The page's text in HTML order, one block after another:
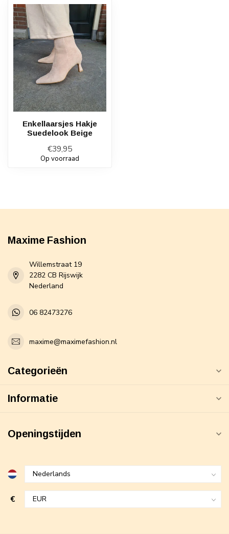
Enkellaarsjes Hakje
Suedelook Beige
€39,95
Op voorraad
Maxime Fashion
Willemstraat 19
2282 CB Rijswijk
Nederland
06 82473276
maxime@maximefashion.nl
Categorieën
Informatie
Openingstijden
€